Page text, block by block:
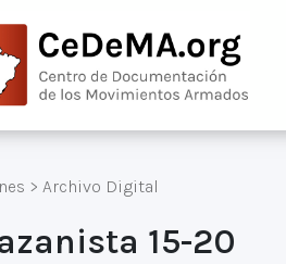
> Archivo Digital
15-20